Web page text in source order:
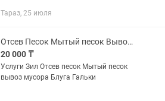
Самаркандская 79 работаем с9утра до
Тараз, 25 июля
Отсев Песок Мытый песок Вывоз мусора
20 000 ₸
Услуги Зил Отсев песок Мытый песок
вывоз мусора Блуга Гальки